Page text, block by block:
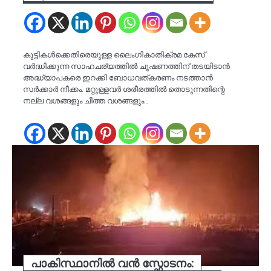
കുട്ടികൾക്കെതിരെയുള്ള ലൈംഗികാതിക്രമ കേസ്
വർദ്ധിക്കുന്ന സാഹചര്യത്തിൽ ചൂഷണത്തിന് തടയിടാൻ
അദ്ധ്യാപകരെ ഇറക്കി ബോധവത്കരണം നടത്താൻ
സർക്കാർ നീക്കം. മറ്റുള്ളവർ ശരീരത്തിൽ തൊടുന്നതിന്റെ
നല്ല വശങ്ങളും ചീത്ത വശങ്ങളും…
പാകിസ്ഥാനിൽ വൻ സ്ഫോടനം: